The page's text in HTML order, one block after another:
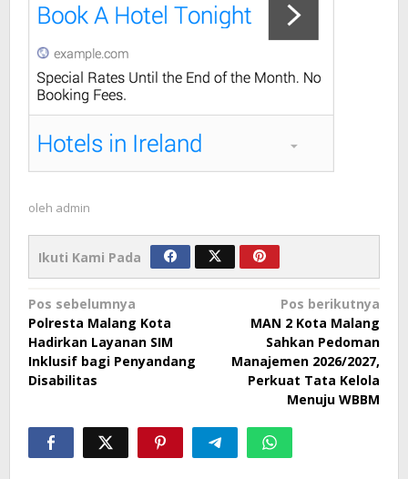
oleh admin
Ikuti Kami Pada
Navigasi
pos
Pos sebelumnya
Polresta Malang Kota
Hadirkan Layanan SIM
Inklusif bagi Penyandang
Disabilitas
Pos berikutnya
MAN 2 Kota Malang
Sahkan Pedoman
Manajemen 2026/2027,
Perkuat Tata Kelola
Menuju WBBM